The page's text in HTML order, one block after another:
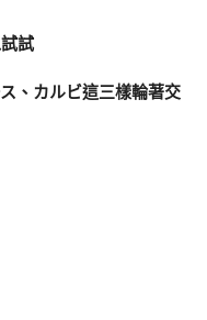
試
、カルビ這三樣輪著交